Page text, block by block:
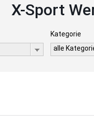
X-Sport
Kategorie
alle